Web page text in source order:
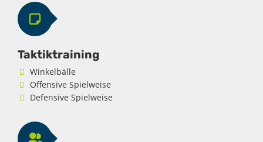
Taktiktraining
Winkelbälle
Offensive Spielweise
Defensive Spielweise